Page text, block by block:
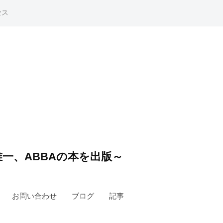
、ABBAの本を出版～
お問い合わせ ブログ 記事